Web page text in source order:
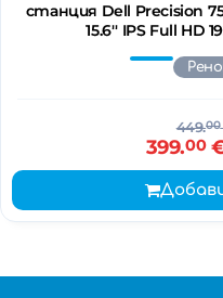
станция Dell Precision
15.6'' IPS Full HD
449.00
399.00